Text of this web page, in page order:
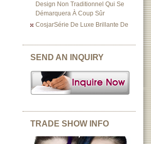
Design Non Traditionnel Qui Se
Démarquera À Coup Sûr
CosjarSérie De Luxe Brillante De
SEND AN INQUIRY
TRADE SHOW INFO